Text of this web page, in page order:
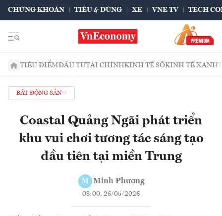
CHỨNG KHOÁN TIÊU & DÙNG XE VNE TV TECH
TIÊU ĐIỂMĐẦU TƯTÀI CHÍNHKINH TẾ SỐKINH TẾ XANH
BẤT ĐỘNG SẢN
Coastal Quảng Ngãi phát triển
khu vui chơi tương tác sáng tạo
đầu tiên tại miền Trung
M Minh Phương
08:00, 26/05/2026